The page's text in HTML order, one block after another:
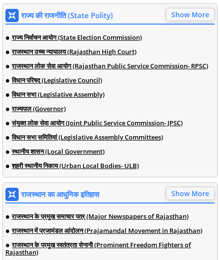
राज्य की राजनीति (State Polity) Show More
राज्य निर्वाचन आयोग (State Election Commission)
राजस्थान उच्च न्यायालय (Rajasthan High Court)
राजस्थान लोक सेवा आयोग (Rajasthan Public Service Commission- RPSC)
विधान परिषद (Legislative Council)
विधान सभा (Legislative Assembly)
राज्यपाल (Governor)
संयुक्त लोक सेवा आयोग (Joint Public Service Commission- JPSC)
विधान सभा समितियां (Legislative Assembly Committees)
स्थानीय शासन (Local Government)
शहरी स्थानीय निकाय (Urban Local Bodies- ULB)
राजस्थान का आधुनिक इतिहास Show More
राजस्थान के प्रमुख समाचार पत्र (Major Newspapers of Rajasthan)
राजस्थान में प्रजामंडल आंदोलन (Prajamandal Movement in Rajasthan)
राजस्थान के प्रमुख स्वतंत्रता सेनानी (Prominent Freedom Fighters of
Rajasthan)